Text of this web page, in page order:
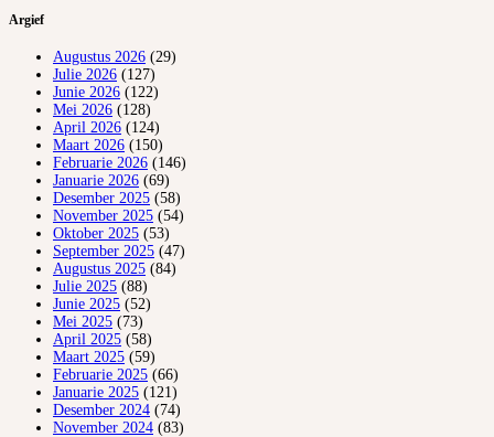
Argief
Augustus 2026 (29)
Julie 2026 (127)
Junie 2026 (122)
Mei 2026 (128)
April 2026 (124)
Maart 2026 (150)
Februarie 2026 (146)
Januarie 2026 (69)
Desember 2025 (58)
November 2025 (54)
Oktober 2025 (53)
September 2025 (47)
Augustus 2025 (84)
Julie 2025 (88)
Junie 2025 (52)
Mei 2025 (73)
April 2025 (58)
Maart 2025 (59)
Februarie 2025 (66)
Januarie 2025 (121)
Desember 2024 (74)
November 2024 (83)